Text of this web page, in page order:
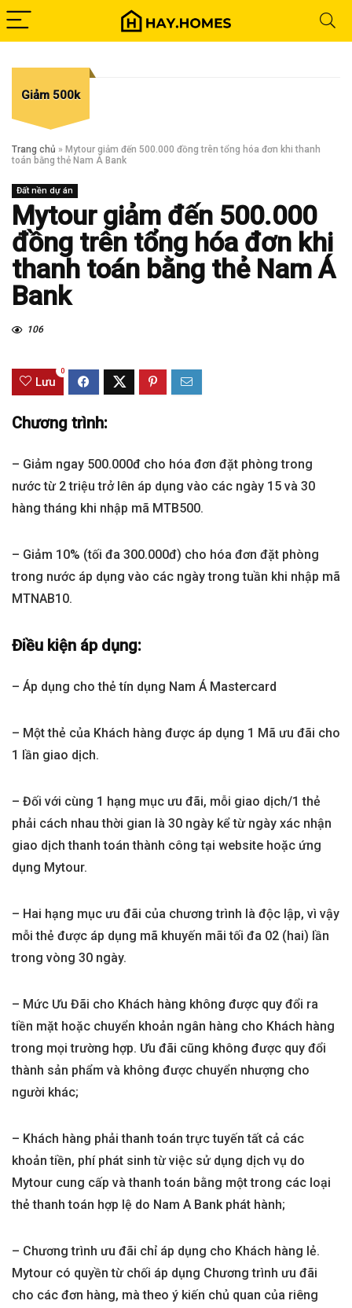
Giảm 500k
Trang chủ » Mytour giảm đến 500.000 đồng trên tổng hóa đơn khi thanh
toán bằng thẻ Nam Á Bank
Đất nền dự án
Mytour giảm đến 500.000
đồng trên tổng hóa đơn khi
thanh toán bằng thẻ Nam Á
Bank
106
Lưu
0
Chương trình:
– Giảm ngay 500.000đ cho hóa đơn đặt phòng trong
nước từ 2 triệu trở lên áp dụng vào các ngày 15 và 30
hàng tháng khi nhập mã MTB500.
– Giảm 10% (tối đa 300.000đ) cho hóa đơn đặt phòng
trong nước áp dụng vào các ngày trong tuần khi nhập mã
MTNAB10.
Điều kiện áp dụng:
– Áp dụng cho thẻ tín dụng Nam Á Mastercard
– Một thẻ của Khách hàng được áp dụng 1 Mã ưu đãi cho
1 lần giao dịch.
– Đối với cùng 1 hạng mục ưu đãi, mỗi giao dịch/1 thẻ
phải cách nhau thời gian là 30 ngày kể từ ngày xác nhận
giao dịch thanh toán thành công tại website hoặc ứng
dụng Mytour.
– Hai hạng mục ưu đãi của chương trình là độc lập, vì vậy
mỗi thẻ được áp dụng mã khuyến mãi tối đa 02 (hai) lần
trong vòng 30 ngày.
– Mức Ưu Đãi cho Khách hàng không được quy đổi ra
tiền mặt hoặc chuyển khoản ngân hàng cho Khách hàng
trong mọi trường hợp. Ưu đãi cũng không được quy đổi
thành sản phẩm và không được chuyển nhượng cho
người khác;
– Khách hàng phải thanh toán trực tuyến tất cả các
khoản tiền, phí phát sinh từ việc sử dụng dịch vụ do
Mytour cung cấp và thanh toán bằng một trong các loại
thẻ thanh toán hợp lệ do Nam A Bank phát hành;
– Chương trình ưu đãi chỉ áp dụng cho Khách hàng lẻ.
Mytour có quyền từ chối áp dụng Chương trình ưu đãi
cho các đơn hàng, mà theo ý kiến chủ quan của riêng